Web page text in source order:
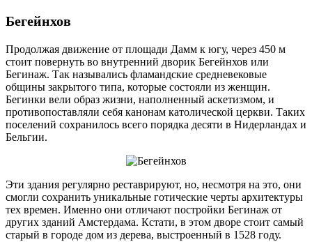
Бегейнхов
Продолжая движение от площади Дамм к югу, через 450 м
стоит повернуть во внутренний дворик Бегейнхов или
Бегинаж. Так назывались фламандские средневековые
общины закрытого типа, которые состояли из женщин.
Бегинки вели образ жизни, наполненный аскетизмом, и
противопоставляли себя канонам католической церкви. Таких
поселений сохранилось всего порядка десяти в Нидерландах и
Бельгии.
Эти здания регулярно реставрируют, но, несмотря на это, они
смогли сохранить уникальные готические черты архитектуры
тех времен. Именно они отличают постройки Бегинаж от
других зданий Амстердама. Кстати, в этом дворе стоит самый
старый в городе дом из дерева, выстроенный в 1528 году.